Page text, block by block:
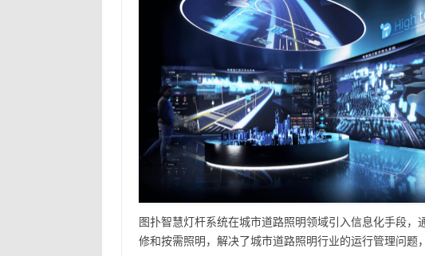
图扑智慧灯杆系统在城市道路照明领域引入信息化手段
修和按需照明，解决了城市道路照明行业的运行管理问